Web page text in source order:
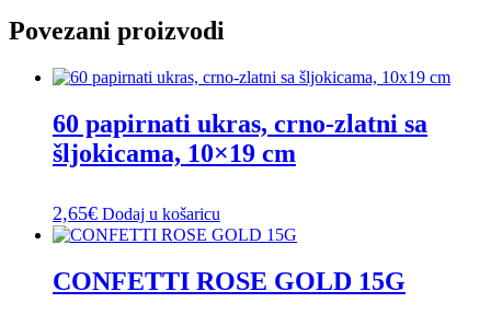
Povezani proizvodi
60 papirnati ukras, crno-zlatni sa
šljokicama, 10×19 cm
2,65€ Dodaj u košaricu
CONFETTI ROSE GOLD 15G